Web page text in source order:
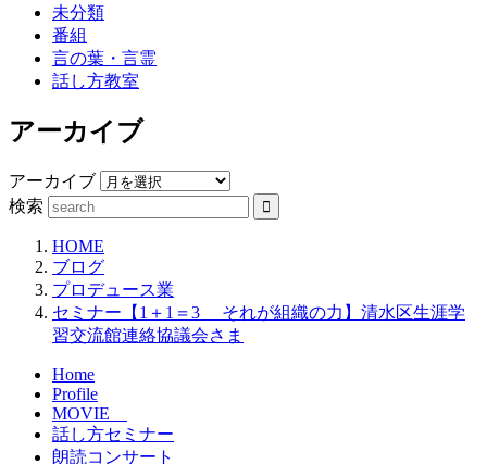
未分類
番組
言の葉・言霊
話し方教室
アーカイブ
アーカイブ
検索
HOME
ブログ
プロデュース業
セミナー【1＋1＝3 それが組織の力】清水区生涯学
習交流館連絡協議会さま
Home
Profile
MOVIE
話し方セミナー
朗読コンサート